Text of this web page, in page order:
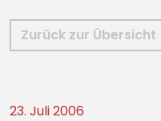
Zurück zur Übersicht
23. Juli 2006